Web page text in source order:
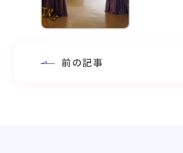
前の記事